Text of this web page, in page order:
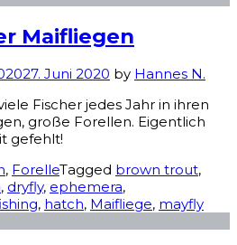
Maifliegen
27. Juni 2020 by Hannes N.
Fischer jedes Jahr in ihren
große Forellen. Eigentlich
gefehlt!
, ForelleTagged brown trout,
, dryfly, ephemera,
, hatch, Maifliege, mayfly